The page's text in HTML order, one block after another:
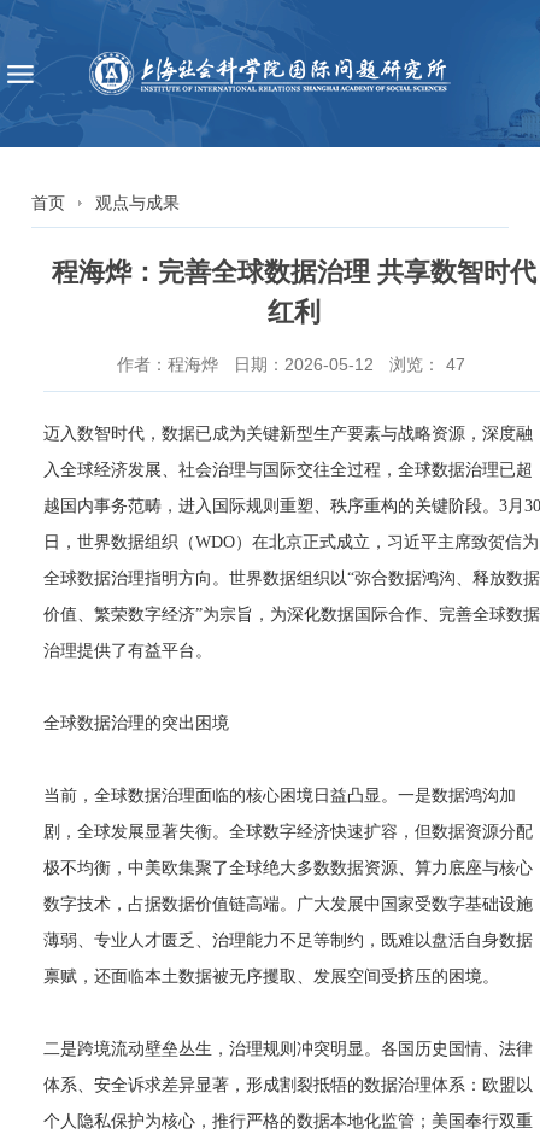
首页 观点与成果
程海烨：完善全球数据治理 共享数智时代
红利
作者：程海烨 日期：2026-05-12 浏览： 47
迈入数智时代，数据已成为关键新型生产要素与战略资源，深度融
入全球经济发展、社会治理与国际交往全过程，全球数据治理已超
越国内事务范畴，进入国际规则重塑、秩序重构的关键阶段。3月30
日，世界数据组织（WDO）在北京正式成立，习近平主席致贺信为
全球数据治理指明方向。世界数据组织以“弥合数据鸿沟、释放数据
价值、繁荣数字经济”为宗旨，为深化数据国际合作、完善全球数据
治理提供了有益平台。
全球数据治理的突出困境
当前，全球数据治理面临的核心困境日益凸显。一是数据鸿沟加
剧，全球发展显著失衡。全球数字经济快速扩容，但数据资源分配
极不均衡，中美欧集聚了全球绝大多数数据资源、算力底座与核心
数字技术，占据数据价值链高端。广大发展中国家受数字基础设施
薄弱、专业人才匮乏、治理能力不足等制约，既难以盘活自身数据
禀赋，还面临本土数据被无序攫取、发展空间受挤压的困境。
二是跨境流动壁垒丛生，治理规则冲突明显。各国历史国情、法律
体系、安全诉求差异显著，形成割裂抵牾的数据治理体系：欧盟以
个人隐私保护为核心，推行严格的数据本地化监管；美国奉行双重